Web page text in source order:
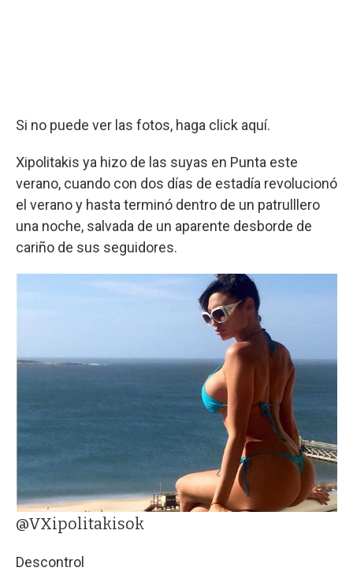
Si no puede ver las fotos, haga click aquí.
Xipolitakis ya hizo de las suyas en Punta este
verano, cuando con dos días de estadía revolucionó
el verano y hasta terminó dentro de un patrulllero
una noche, salvada de un aparente desborde de
cariño de sus seguidores.
@VXipolitakisok
Descontrol